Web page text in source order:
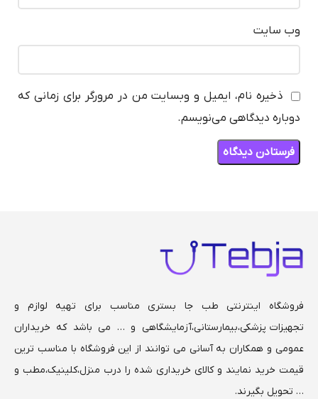
وب‌ سایت
ذخیره نام، ایمیل و وبسایت من در مرورگر برای زمانی که
دوباره دیدگاهی می‌نویسم.
فروشگاه اینترنتی طب جا بستری مناسب برای تهیه لوازم و
تجهیزات پزشکی،بیمارستانی،آزمایشگاهی و … می باشد که خریداران
عمومی و همکاران به آسانی می توانند از این فروشگاه با مناسب ترین
قیمت خرید نمایند و کالای خریداری شده را درب منزل،کلینیک،مطب و
… تحویل بگیرند.